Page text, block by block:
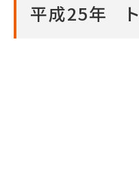
平成25年